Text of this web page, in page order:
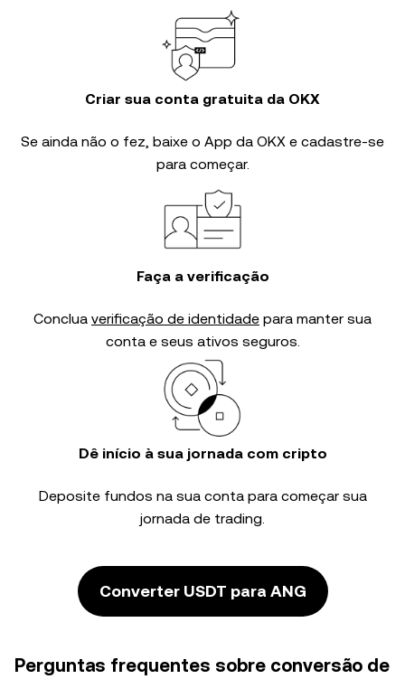
Criar sua conta gratuita da OKX
Se ainda não o fez, baixe o App da OKX e cadastre-se
para começar.
Faça a verificação
Conclua verificação de identidade para manter sua
conta e seus ativos seguros.
Dê início à sua jornada com cripto
Deposite fundos na sua conta para começar sua
jornada de trading.
Converter USDT para ANG
Perguntas frequentes sobre conversão de